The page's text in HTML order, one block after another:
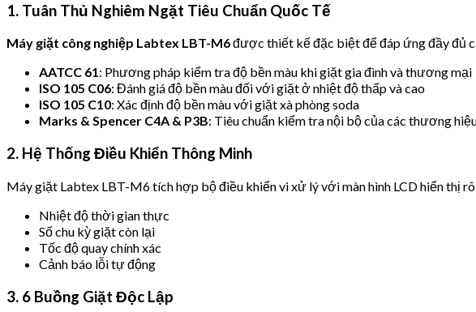
1. Tuân Thủ Nghiêm Ngặt Tiêu Chuẩn Quốc Tế
Máy giặt công nghiệp Labtex LBT-M6được thiết kế đặc biệt để đáp ứng đầy đủ
AATCC 61: Phương pháp kiểm tra độ bền màu khi giặt gia đình và thương mại
ISO 105 C06: Đánh giá độ bền màu đối với giặt ở nhiệt độ thấp và cao
ISO 105 C10: Xác định độ bền màu với giặt xà phòng soda
Marks & Spencer C4A & P3B: Tiêu chuẩn kiểm tra nội bộ của các thương
2. Hệ Thống Điều Khiển Thông Minh
Máy giặt Labtex LBT-M6 tích hợp bộ điều khiển vi xử lý với màn hình LCD hiển thị
Nhiệt độ thời gian thực
Số chu kỳ giặt còn lại
Tốc độ quay chính xác
Cảnh báo lỗi tự động
3. 6 Buồng Giặt Độc Lập